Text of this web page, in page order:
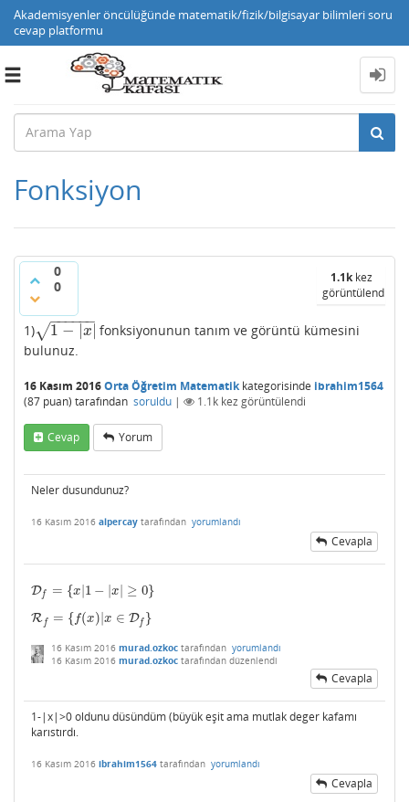
Akademisyenler öncülüğünde matematik/fizik/bilgisayar bilimleri soru
cevap platformu
Toggle
Fonksiyon
0
0
1.1kkez
görüntülendi
1) 1 − |x
− −
−−−−
√
1−|x |
fonksiyonunun tanım ve görüntü kümesini
bulunuz.
16 Kasım 2016Orta Öğretim Matematikkategorisinde ibrahim1564
(87 puan) tarafından soruldu | 1.1k kez görüntülendi
Cevap Yorum
Neler dusundunuz?
16 Kasım 2016 alpercay tarafından yorumlandı
Cevapla
D f = {x 1 − |x ≥ 0}
Df ={x|1 −| |≥ 0}
Rf = { f(x) x ∈ D f }
Rf ={f(x)|x ∈ Df }
16 Kasım 2016 murad.ozkoc tarafından yorumlandı
16 Kasım 2016 murad.ozkoc tarafından düzenlendi
Cevapla
1-|x|>0 oldunu düsündüm (büyük eşit ama mutlak deger kafamı
karıstırdı.
16 Kasım 2016 ibrahim1564 tarafından yorumlandı
Cevapla